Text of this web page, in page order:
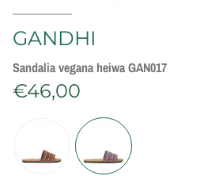
GANDHI
Sandalia vegana heiwa GAN017
€46,00